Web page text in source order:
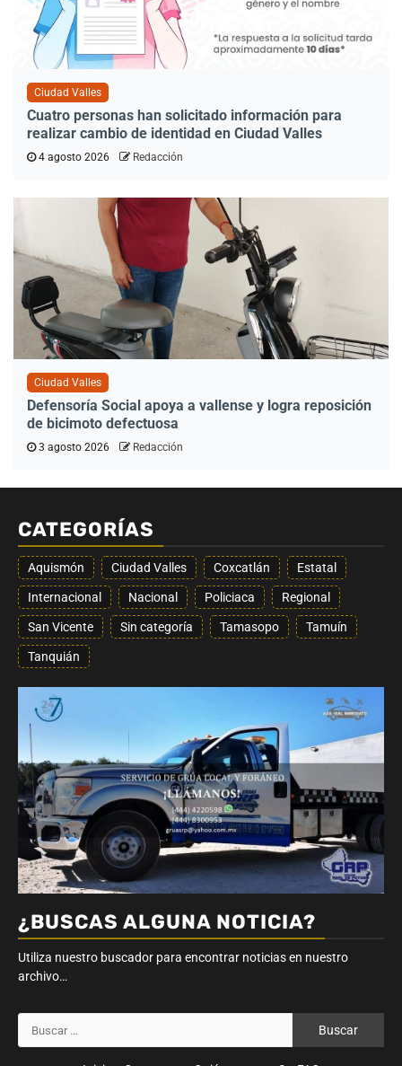
Ciudad Valles
Cuatro personas han solicitado información para
realizar cambio de identidad en Ciudad Valles
4 agosto 2026 Redacción
Ciudad Valles
Defensoría Social apoya a vallense y logra reposición
de bicimoto defectuosa
3 agosto 2026 Redacción
CATEGORÍAS
Aquismón Ciudad Valles Coxcatlán Estatal
Internacional Nacional Policiaca Regional
San Vicente Sin categoría Tamasopo Tamuín
Tanquián
¿BUSCAS ALGUNA NOTICIA?
Utiliza nuestro buscador para encontrar noticias en nuestro
archivo…